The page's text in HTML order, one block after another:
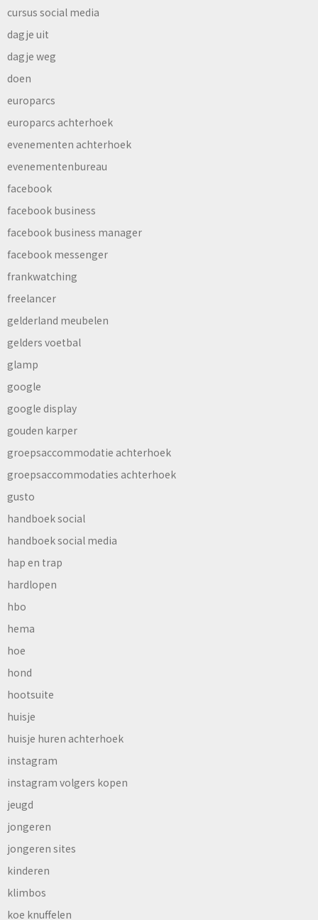
cursus social media
dagje uit
dagje weg
doen
europarcs
europarcs achterhoek
evenementen achterhoek
evenementenbureau
facebook
facebook business
facebook business manager
facebook messenger
frankwatching
freelancer
gelderland meubelen
gelders voetbal
glamp
google
google display
gouden karper
groepsaccommodatie achterhoek
groepsaccommodaties achterhoek
gusto
handboek social
handboek social media
hap en trap
hardlopen
hbo
hema
hoe
hond
hootsuite
huisje
huisje huren achterhoek
instagram
instagram volgers kopen
jeugd
jongeren
jongeren sites
kinderen
klimbos
koe knuffelen